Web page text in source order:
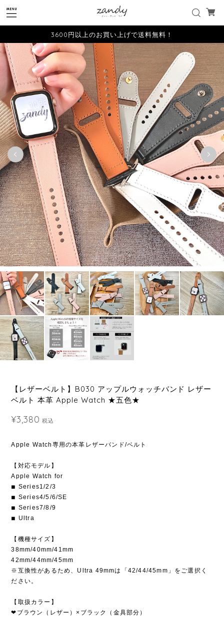
3600円以上のお買い上げで送料無料！
【レザーベルト】B030 アップルウォッチバンド レザー
ベルト 本革 Apple Watch ★五色★
¥3,380 税込
Apple Watch専用の本革レザーバンド/ベルト
【対応モデル】
Apple Watch for
◾︎ Series1/2/3
◾︎ Series4/5/6/SE
◾︎ Series7/8/9
◾︎ Ultra
【機種サイズ】
38mm/40mm/41mm
42mm/44mm/45mm
※互換性があるため、Ultra 49mmは「42/44/45mm」をご選択く
ださい。
【取扱カラー】
❤︎ブラウン（レザー）×ブラック（金具部分）